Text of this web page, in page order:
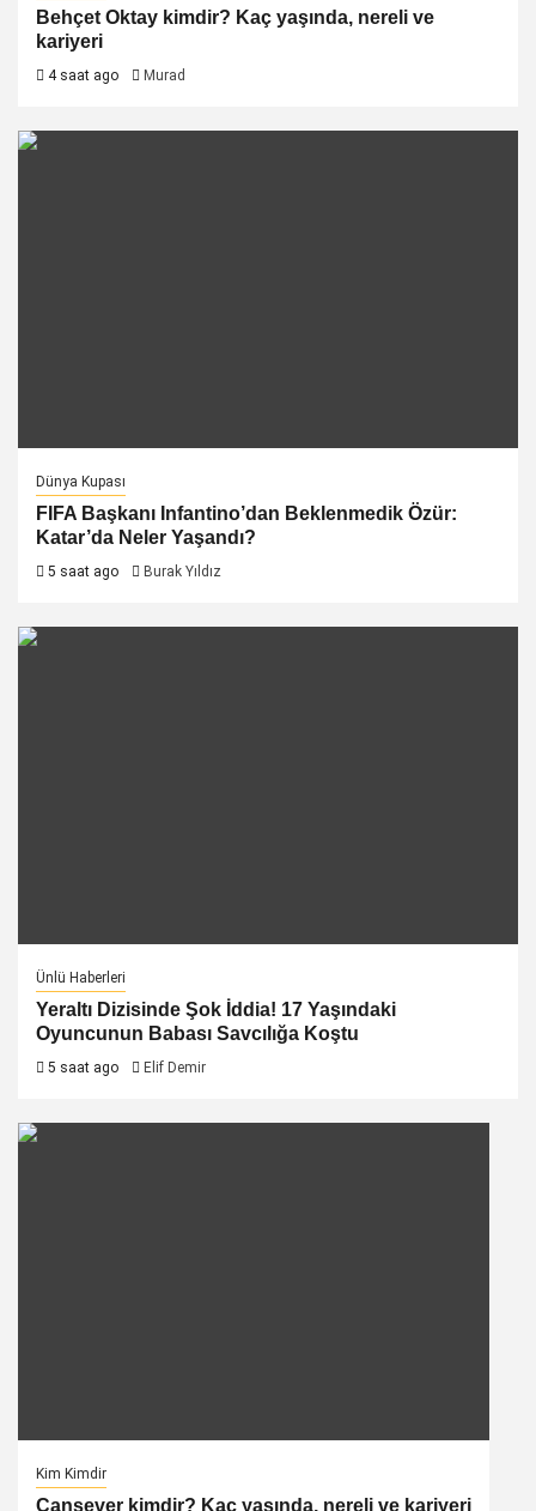
Behçet Oktay kimdir? Kaç yaşında, nereli ve
kariyeri
4 saat ago Murad
Dünya Kupası
FIFA Başkanı Infantino’dan Beklenmedik Özür:
Katar’da Neler Yaşandı?
5 saat ago Burak Yıldız
Ünlü Haberleri
Yeraltı Dizisinde Şok İddia! 17 Yaşındaki
Oyuncunun Babası Savcılığa Koştu
5 saat ago Elif Demir
Kim Kimdir
Cansever kimdir? Kaç yaşında, nereli ve kariyeri